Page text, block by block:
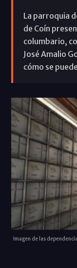
La parroquia
de Coín
columbario,
José Amalio
cómo se
Imagen de las